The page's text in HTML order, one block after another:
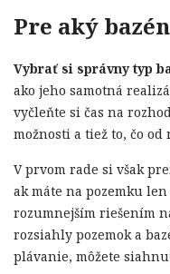
Pre aký
Vybrať si správny typ
ako jeho samotná
vyčleňte si čas na
možnosti a tiež to, čo od
V prvom rade si však
ak máte na pozemku
rozumnejším riešením
rozsiahly pozemok a
plávanie, môžete